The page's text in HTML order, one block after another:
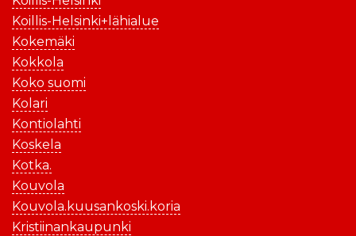
Koillis-Helsinki+lähialue
Kokemäki
Kokkola
Koko suomi
Kolari
Kontiolahti
Koskela
Kotka.
Kouvola
Kouvola.kuusankoski.koria
Kristiinankaupunki